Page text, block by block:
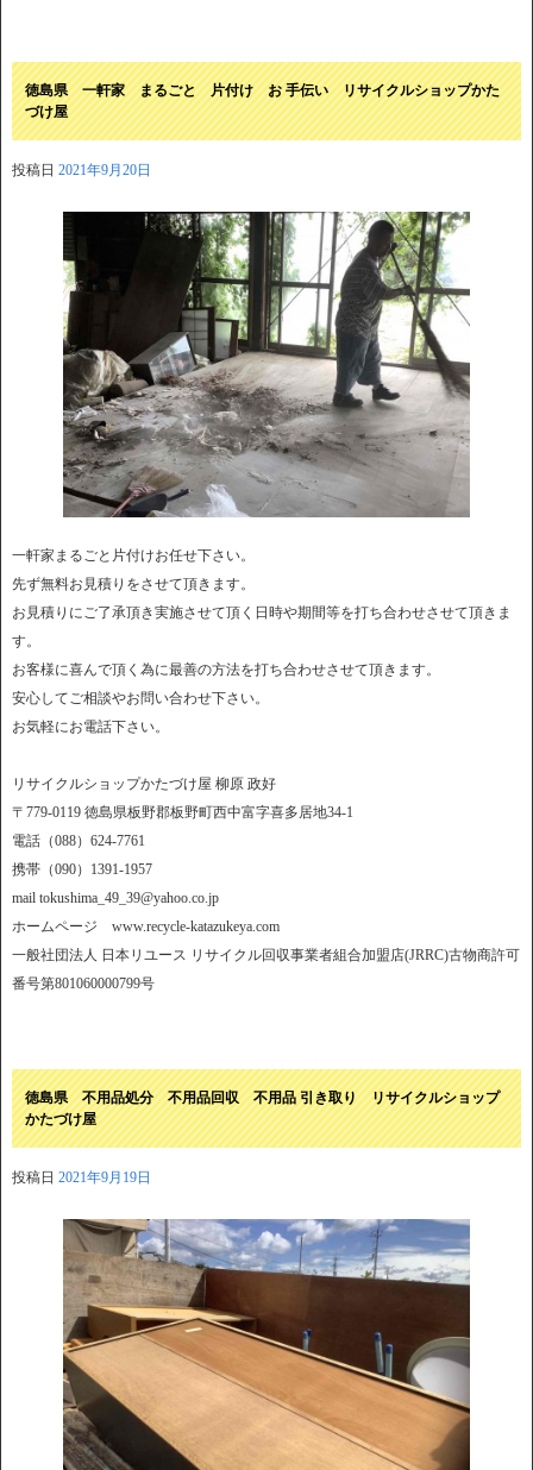
徳島県 一軒家 まるごと 片付け お 手伝い リサイクルショップかた
づけ屋
投稿日 2021年9月20日
一軒家まるごと片付けお任せ下さい。
先ず無料お見積りをさせて頂きます。
お見積りにご了承頂き実施させて頂く日時や期間等を打ち合わせさせて頂きま
す。
お客様に喜んで頂く為に最善の方法を打ち合わせさせて頂きます。
安心してご相談やお問い合わせ下さい。
お気軽にお電話下さい。
リサイクルショップかたづけ屋 柳原 政好
〒779-0119 徳島県板野郡板野町西中富字喜多居地34-1
電話（088）624-7761
携帯（090）1391-1957
mail tokushima_49_39@yahoo.co.jp
ホームページ www.recycle-katazukeya.com
一般社団法人 日本リユース リサイクル回収事業者組合加盟店(JRRC)古物商許可
番号第801060000799号
徳島県 不用品処分 不用品回収 不用品 引き取り リサイクルショップ
かたづけ屋
投稿日 2021年9月19日